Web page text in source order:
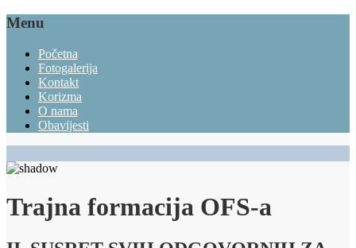
Menu
Početna
Fotogalerija
Kontakt
Korizma
O nama
Obavijesti
Trajna formacija OFS-a